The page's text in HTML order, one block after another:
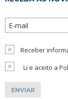
Receber
Li e aceito a